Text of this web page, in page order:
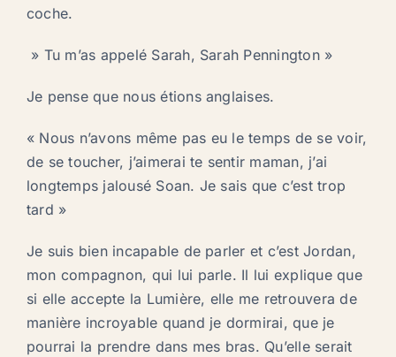
coche.
» Tu m’as appelé Sarah, Sarah Pennington »
Je pense que nous étions anglaises.
« Nous n’avons même pas eu le temps de se voir,
de se toucher, j’aimerai te sentir maman, j’ai
longtemps jalousé Soan. Je sais que c’est trop
tard »
Je suis bien incapable de parler et c’est Jordan,
mon compagnon, qui lui parle. Il lui explique que
si elle accepte la Lumière, elle me retrouvera de
manière incroyable quand je dormirai, que je
pourrai la prendre dans mes bras. Qu’elle serait